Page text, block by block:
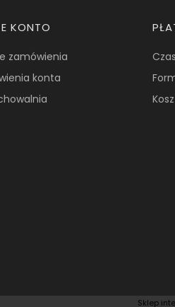
KONTO
zamówienia
konta
Sklep